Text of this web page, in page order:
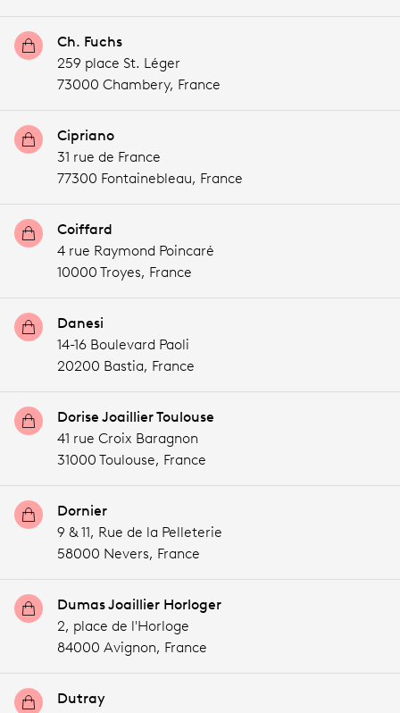
Ch. Fuchs
259 place St. Léger
73000 Chambery, France
Cipriano
31 rue de France
77300 Fontainebleau, France
Coiffard
4 rue Raymond Poincaré
10000 Troyes, France
Danesi
14-16 Boulevard Paoli
20200 Bastia, France
Dorise Joaillier Toulouse
41 rue Croix Baragnon
31000 Toulouse, France
Dornier
9 & 11, Rue de la Pelleterie
58000 Nevers, France
Dumas Joaillier Horloger
2, place de l'Horloge
84000 Avignon, France
Dutray